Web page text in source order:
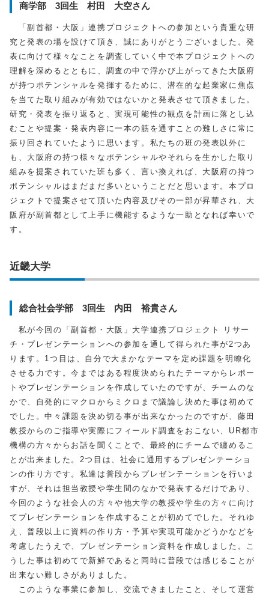
商学部 3回生 村田 大空さん
「副首都・大阪」連携プロジェクトへの参加という貴重な研
究と発表の場を設けて頂き、誠にありがとうございました。発
表に向けて様々なことを調査していく中で本プロジェクトへの
理解を深めるとともに、調査の中で浮かび上がってきた大阪府
が持つポテンシャルを発揮するために、潜在的な起業家に焦点
を当てた取り組みが有効ではないかと発表させて頂きました。
研究・発表を振り返ると、実現可能性の観点を計画に落とし込
むことや提案・発表内容に一本の筋を通すことの難しさに常に
振り回されていたように思います。私たちの班の発表以外に
も、大阪府の持つ様々なポテンシャルやそれらを生かした取り
組みを提案されていた班も多く、言い換えれば、大阪府の持つ
ポテンシャルはまだまだ多いということだと思います。本プロ
ジェクトで提案させて頂いた内容及びその一部が昇華され、大
阪府が副首都として上手に機能するような一助となれば幸いで
す。
近畿大学
総合社会学部 3回生 内田 裕貴さん
私が今回の「副首都・大阪」大学連携プロジェクト リサー
チ・プレゼンテーションへの参加を通して得られた事が2つあ
ります。 1つ目は、自分で大まかなテーマを定め課題を明瞭化
させる力です。今まではある程度決められたテーマからレポー
トやプレゼンテーションを作成していたのですが、チームのな
かで、自発的にマクロからミクロまで議論し決めた事は初めて
でした。中々課題を決め切る事が出来なかったのですが、藤田
教授からのご指導や実際にフィールド調査をおこない、 UR都市
機構の方々からお話を聞くことで、最終的にチームで纏めるこ
とが出来ました。 2つ目は、社会に通用するプレゼンテーショ
ンの作り方です。私達は普段からプレゼンテーションを行いま
すが、それは担当教授や学生間のなかで発表するだけであり、
今回のような社会人の方々や他大学の教授や学生の方々に向け
てプレゼンテーションを作成することが初めてでした。それゆ
え、普段以上に資料の作り方・予算や実現可能かどうかなどを
考慮したうえで、プレゼンテーション資料を作成しました。こ
うした事は初めてで新鮮であると同時に普段では感じることが
出来ない難しさがありました。
このような事業に参加し、交流できましたこと、そして運営